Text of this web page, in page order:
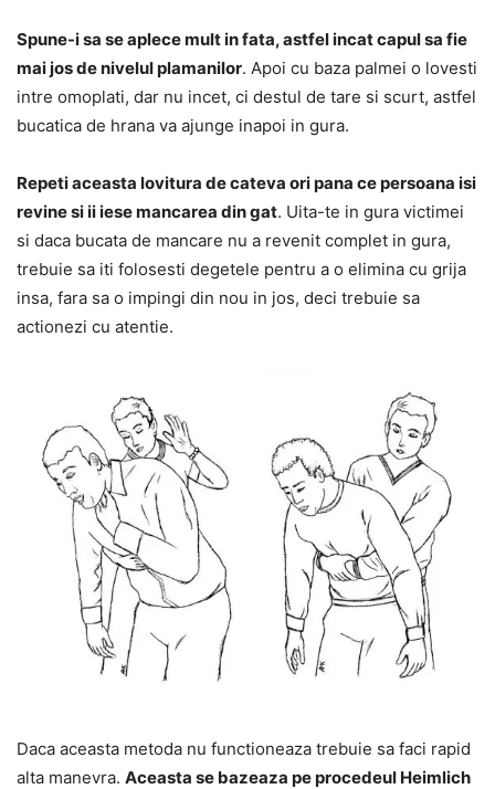
Spune-i sa se aplece mult in fata, astfel incat capul sa fie
mai jos de nivelul plamanilor. Apoi cu baza palmei o lovesti
intre omoplati, dar nu incet, ci destul de tare si scurt, astfel
bucatica de hrana va ajunge inapoi in gura.
Repeti aceasta lovitura de cateva ori pana ce persoana isi
revine si ii iese mancarea din gat. Uita-te in gura victimei
si daca bucata de mancare nu a revenit complet in gura,
trebuie sa iti folosesti degetele pentru a o elimina cu grija
insa, fara sa o impingi din nou in jos, deci trebuie sa
actionezi cu atentie.
Daca aceasta metoda nu functioneaza trebuie sa faci rapid
alta manevra. Aceasta se bazeaza pe procedeul Heimlich